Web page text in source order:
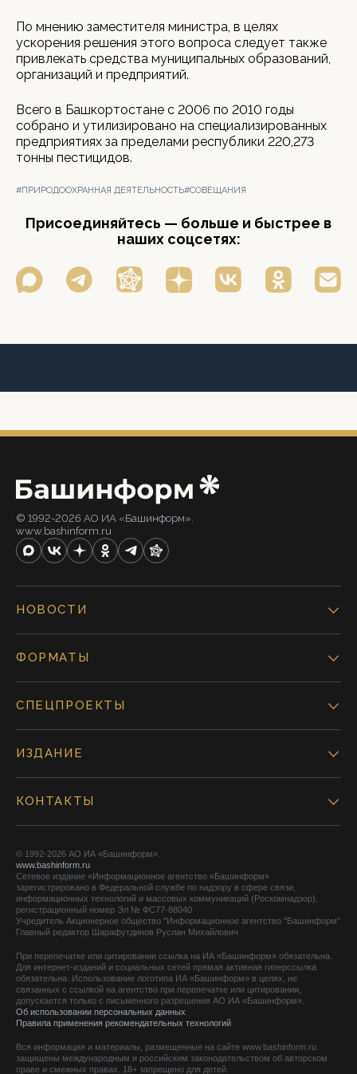
По мнению заместителя министра, в целях
ускорения решения этого вопроса следует также
привлекать средства муниципальных образований,
организаций и предприятий.
Всего в Башкортостане с 2006 по 2010 годы
собрано и утилизировано на специализированных
предприятиях за пределами республики 220,273
тонны пестицидов.
#ПРИРОДООХРАННАЯ ДЕЯТЕЛЬНОСТЬ#СОВЕЩАНИЯ
Присоединяйтесь — больше и быстрее в
наших соцсетях:
© 1992-2026 АО ИА «Башинформ».
www.bashinform.ru
НОВОСТИ
ФОРМАТЫ
СПЕЦПРОЕКТЫ
ИЗДАНИЕ
КОНТАКТЫ
© 1992-2026 АО ИА «Башинформ».
www.bashinform.ru
Сетевое издание «Информационное агентство «Башинформ»
зарегистрировано в Федеральной службе по надзору в сфере связи,
информационных технологий и массовых коммуникаций (Роскомнадзор),
регистрационный номер Эл № ФС77-88040
Учредитель Акционерное общество "Информационное агентство "Башинформ"
Главный редактор Шарафутдинов Руслан Михайлович
При перепечатке или цитировании ссылка на ИА «Башинформ» обязательна.
Для интернет-изданий и социальных сетей прямая активная гиперссылка
обязательна. Использование логотипа ИА «Башинформ» в целях, не
связанных с ссылкой на агентство при перепечатке или цитировании,
допускается только с письменного разрешения АО ИА «Башинформ».
Об использовании персональных данных
Правила применения рекомендательных технологий
Вся информация и материалы, размещенные на сайте www.bashinform.ru
защищены международным и российским законодательством об авторском
праве и смежных правах. 18+ запрещено для детей.